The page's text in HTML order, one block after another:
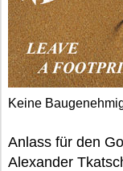
Keine
Anlass für den
Alexander